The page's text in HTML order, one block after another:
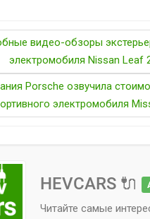
видео-обзоры
электромобиля Nissan Leaf
Porsche озвучила
электромобиля
HEVCARS 🔌
Читайте самые